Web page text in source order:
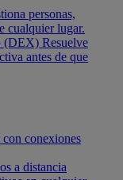
personas,
cualquier lugar.
(DEX) Resuelve
antes de que
conexiones
a distancia